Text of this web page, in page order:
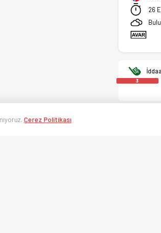
26
3
UEFA Şampiyonlar Ligi, Euroleague ve daha
Çerez Politikası